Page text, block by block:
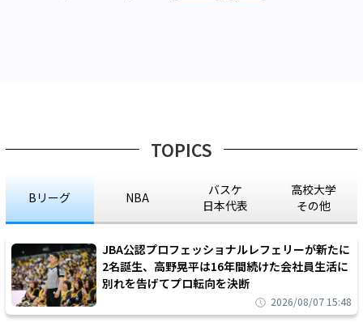
TOPICS
Bリーグ NBA
バスケ
日本代表
高校大学
その他
JBA公認プロフェッショナルレフェリーが新たに
2名誕生、高野晃平は16年間続けた会社員生活に
別れを告げてプロ転向を決断
2026/08/07 15:48